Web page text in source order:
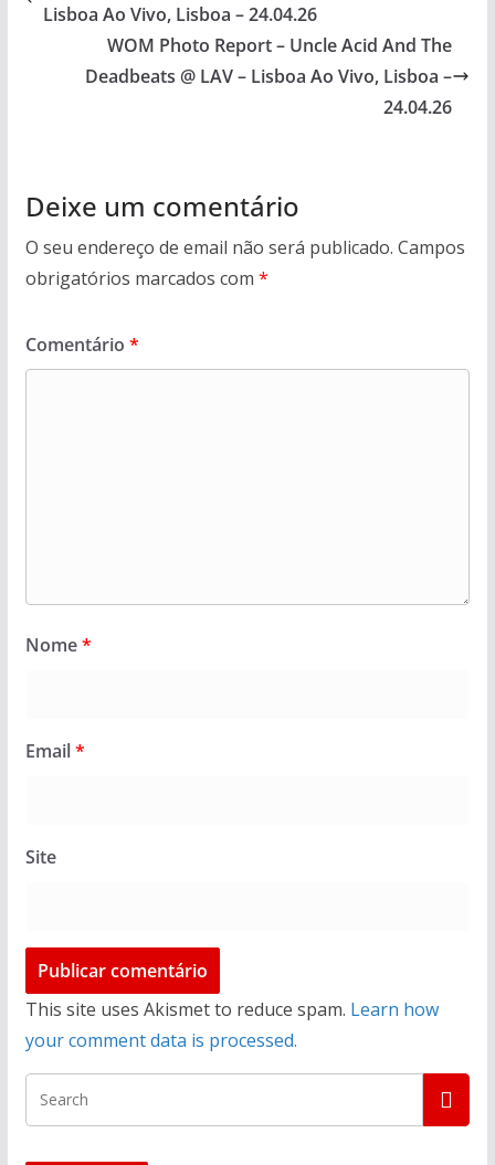
Lisboa Ao Vivo, Lisboa – 24.04.26
WOM Photo Report – Uncle Acid And The
Deadbeats @ LAV – Lisboa Ao Vivo, Lisboa –
24.04.26
Deixe um comentário
O seu endereço de email não será publicado. Campos
obrigatórios marcados com *
Comentário *
Nome*
Email*
Site
This site uses Akismet to reduce spam. Learn how
your comment data is processed.